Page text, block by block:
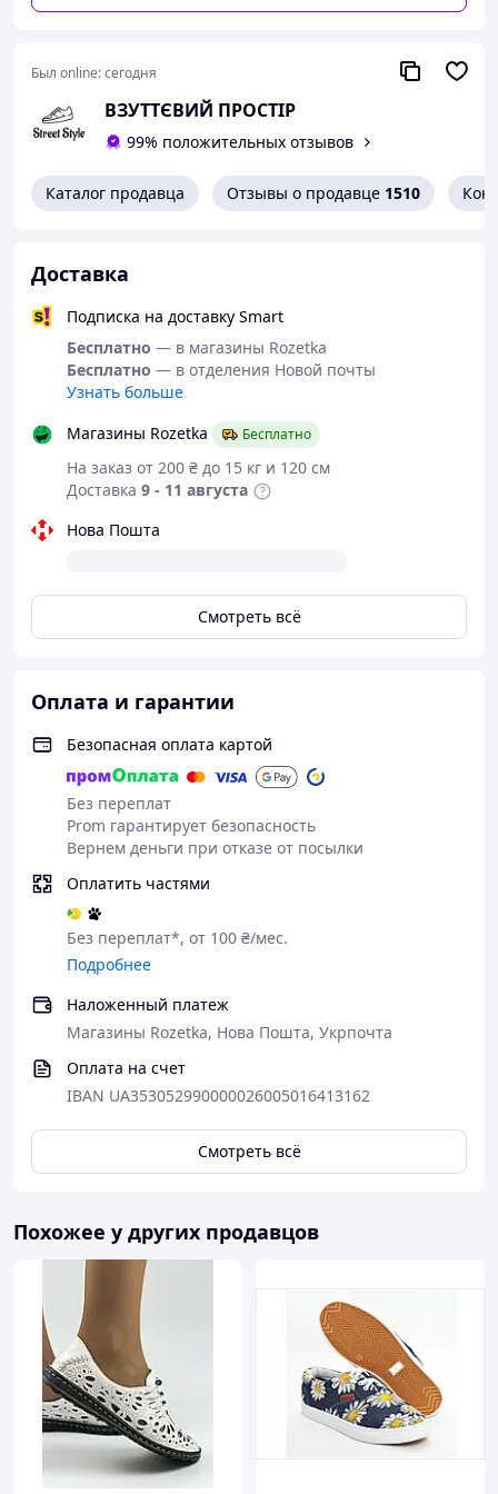
Был online:сегодня
ВЗУТТЄВИЙ ПРОСТІР
99% положительных отзывов
Каталог продавца Отзывы о продавце 1510
Доставка
Подписка на доставку Smart
Бесплатно — в магазины Rozetka
Бесплатно — в отделения Новой почты
Узнать больше
Магазины Rozetka
Бесплатно
На заказ от 200 ₴ до 15 кг и 120 см
Доставка 9 - 11 августа
Нова Пошта
Смотреть всё
Оплата и гарантии
Безопасная оплата картой
Без переплат
Prom гарантирует безопасность
Вернем деньги при отказе от посылки
Оплатить частями
Без переплат*, от 100 ₴/мес.
Подробнее
Наложенный платеж
Магазины Rozetka, Нова Пошта, Укрпочта
Оплата на счет
IBAN UA353052990000026005016413162
Смотреть всё
Похожее у других продавцов